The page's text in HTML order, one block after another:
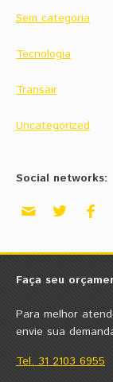
Sem categoria
Tecnologia
Transair
Uncategorized
Social networks:
Faça seu
Para melhor
envie sua
Tel. 31 2103 6955